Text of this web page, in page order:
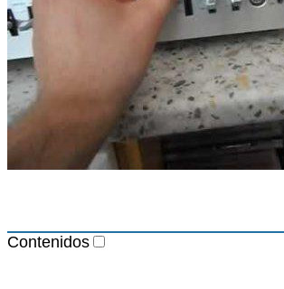
Contenidos